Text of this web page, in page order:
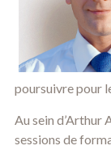
poursuivre pour
Au sein d’Arthur
sessions de